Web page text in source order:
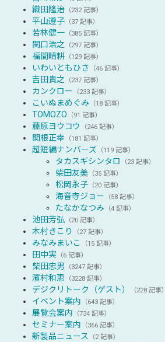
織田隆治 （232 記事）
平山遵子 （37 記事）
若林健一 （385 記事）
関口浩之 （297 記事）
福間晴耕 （129 記事）
いわいともひさ （46 記事）
吉田貴之 （237 記事）
カンクロー （233 記事）
こいぬまめぐみ （18 記事）
TOMOZO （91 記事）
藤原ヨウコウ （246 記事）
関根正幸 （181 記事）
超短編ナンバーズ （119 記事）
タカスギシンタロ （23 記事）
柴田友美 （35 記事）
松岡永子 （20 記事）
海音寺ジョー （58 記事）
たなかなつみ （4 記事）
池田芳弘 （20 記事）
木村きこり （27 記事）
みなみまいこ （15 記事）
田中実 （6 記事）
柴田忠男 （3247 記事）
濱村和恵 （3228 記事）
デジクリトーク（ゲスト） （228 記事）
イベント案内 （643 記事）
展覧会案内 （734 記事）
セミナー案内 （366 記事）
新製品ニュース （2 記事）